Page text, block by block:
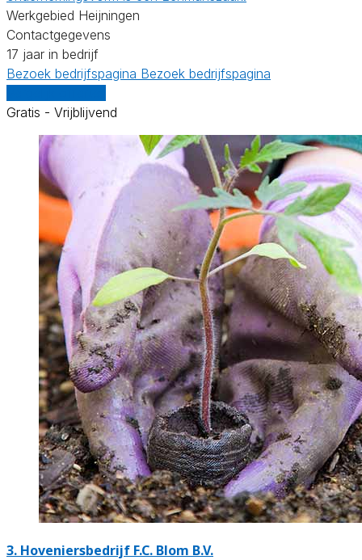
Werkgebied Heijningen
Contactgegevens
17 jaar in bedrijf
Bezoek bedrijfspagina Bezoek bedrijfspagina
Gratis - Vrijblijvend
3. Hoveniersbedrijf F.C. Blom B.V.